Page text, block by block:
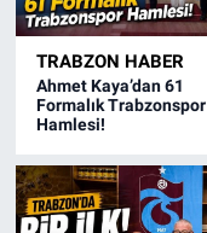
TRABZON HABER
Ahmet Kaya’dan 61
Formalık Trabzonspor
Hamlesi!